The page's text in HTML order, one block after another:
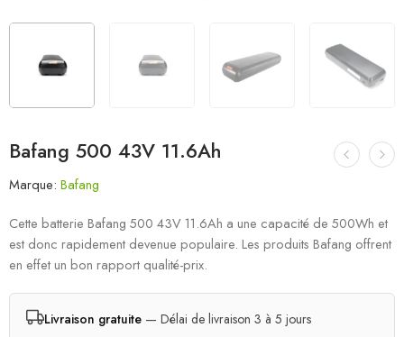
Bafang 500 43V 11.6Ah
Marque: Bafang
Cette batterie Bafang 500 43V 11.6Ah a une capacité de 500Wh et
est donc rapidement devenue populaire. Les produits Bafang offrent
en effet un bon rapport qualité-prix.
Livraison gratuite — Délai de livraison 3 à 5 jours